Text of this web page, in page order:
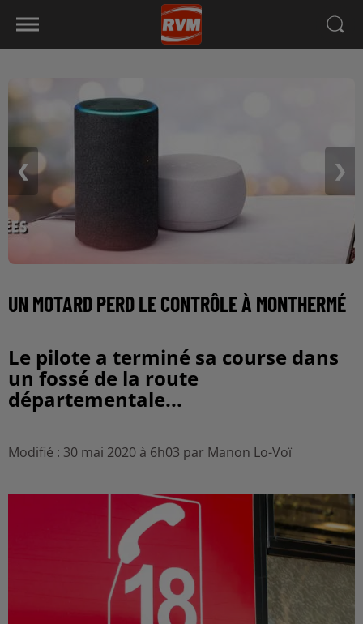
❮ ❯
UN MOTARD PERD LE CONTRÔLE À MONTHERMÉ
Le pilote a terminé sa course dans
un fossé de la route
départementale...
Modifié : 30 mai 2020 à 6h03 par Manon Lo-Voï